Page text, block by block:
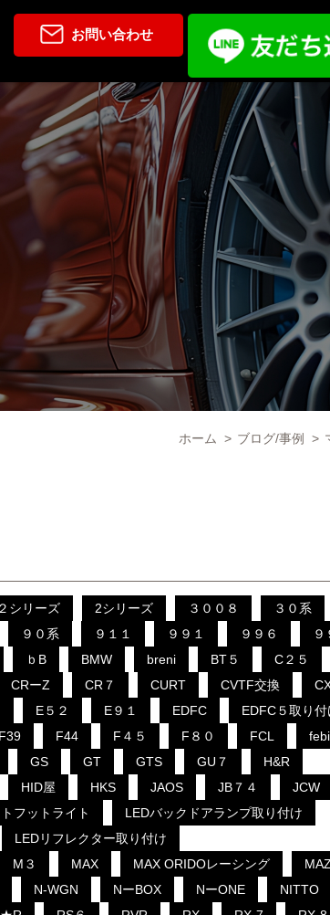
お問い合わせ
ホーム > ブログ/事例 >
２シリーズ 2シリーズ ３００８
３０系
９０系 ９１１ ９９１ ９９６
９
ｂB BMW breni BT５
C２５
CRーZ CR７ CURT CVTF交換
E５２ E９１ EDFC
EDFC５取り付
F39 F44 F４５ F８０ FCL
febi
GS GT GTS GU７
H&R
HID屋 HKS JAOS JB７４
JCW
フットライト
LEDバックドアランプ取り付け
LEDリフレクター取り付け
M３ MAX MAX ORIDOレーシング
N-WGN NーBOX NーONE
NITTO